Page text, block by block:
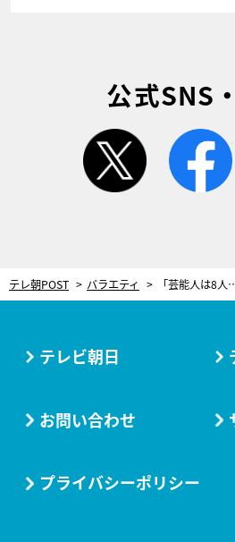
公式SNS
twitter
テレ朝POST バラエティ 「芸能人は8人と…」さらば東ブクロ、口説くの
テレビ朝日
お問い合わせ
プライバシーポリシー